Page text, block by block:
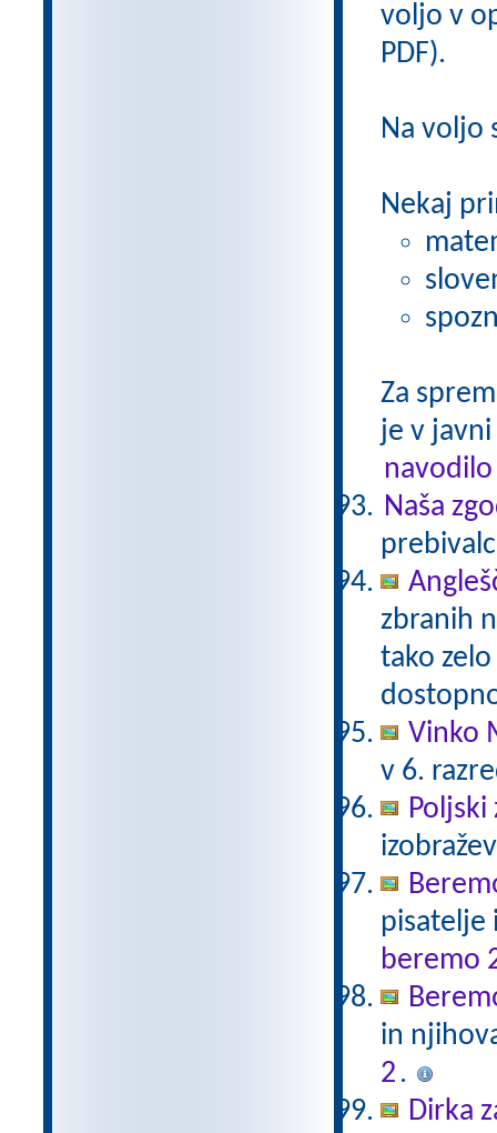
voljo v
PDF).
Na voljo
Nekaj
Za
je v
navodilo
Naša
zbranih
tako
Vinko
v 6.
Poljski
pisatelje
beremo
in
2.
Dirka